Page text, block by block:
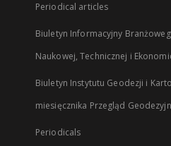
Periodical articles
Biuletyn Informacyjny
Naukowej, Technicznej i
Biuletyn Instytutu Geodezji i
miesięcznika Przegląd
Periodicals